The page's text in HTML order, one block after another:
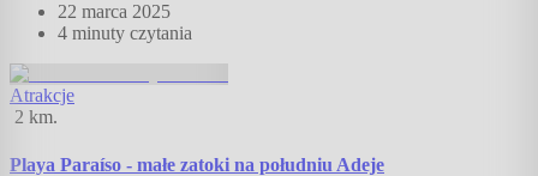
22 marca 2025
4 minuty czytania
Atrakcje
2 km.
Playa Paraíso - małe zatoki na południu Adeje